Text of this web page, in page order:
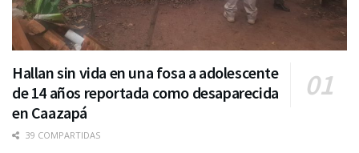
Hallan sin vida en una fosa a adolescente
de 14 años reportada como desaparecida
en Caazapá
39 COMPARTIDAS